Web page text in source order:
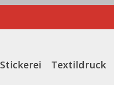
Stickerei Textildruck